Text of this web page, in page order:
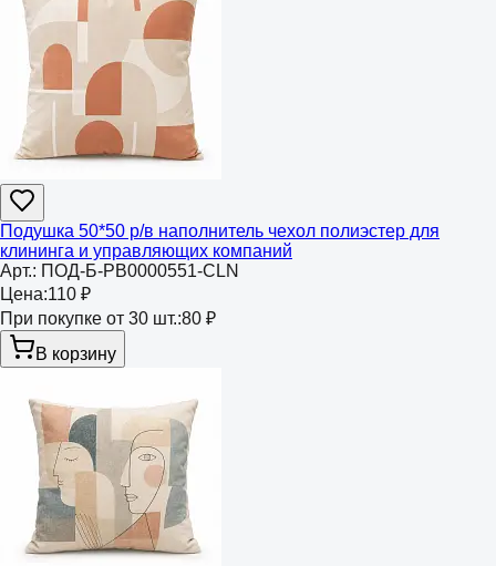
Подушка 50*50 р/в наполнитель чехол полиэстер для
клининга и управляющих компаний
Арт.: ПОД-Б-РВ0000551-CLN
Цена:110 ₽
При покупке от 30 шт.:80 ₽
В корзину